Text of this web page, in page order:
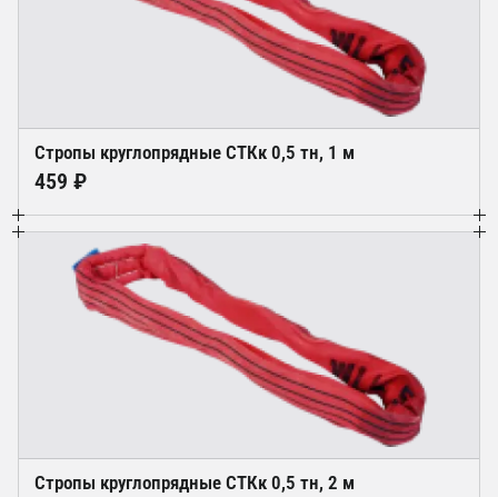
Стропы круглопрядные СТКк 0,5 тн, 1 м
459 ₽
Стропы круглопрядные СТКк 0,5 тн, 2 м